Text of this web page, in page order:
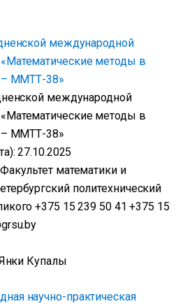
международной
методы в
– ММТТ-38»
международной
методы в
– ММТТ-38»
27.10.2025
математики и
политехнический
+375 15 239 50 41 +375 15
Купалы
научно-практическая